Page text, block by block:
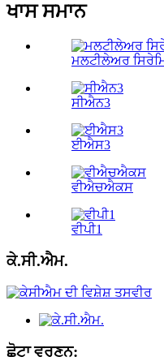
ਖਾਸ ਸਮਾਨ
ਮਲਟੀਲੇਅਰ
ਸੀਐਨ3
ਈਐਸ3
ਵੀਐਚਐਕਸ
ਵੀਪੀ1
ਕੇ.ਸੀ.ਐਮ.
ਛੋਟਾ ਵਰਣਨ: